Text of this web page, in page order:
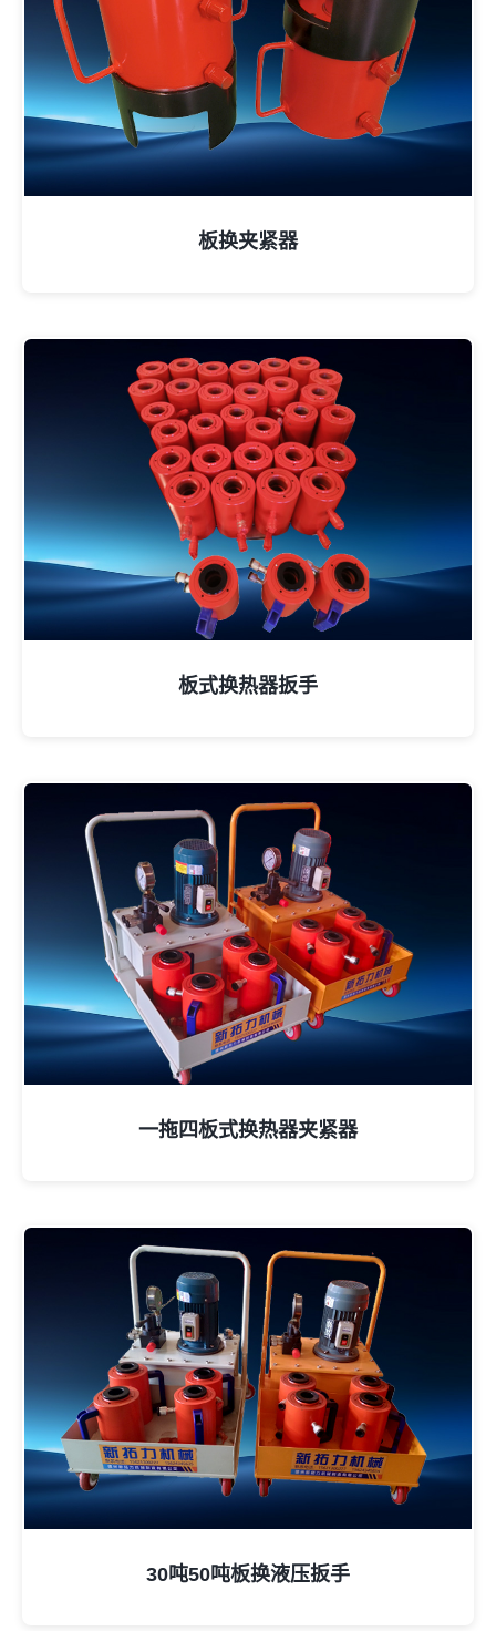
板换夹紧器
板式换热器扳手
一拖四板式换热器夹紧器
30吨50吨板换液压扳手